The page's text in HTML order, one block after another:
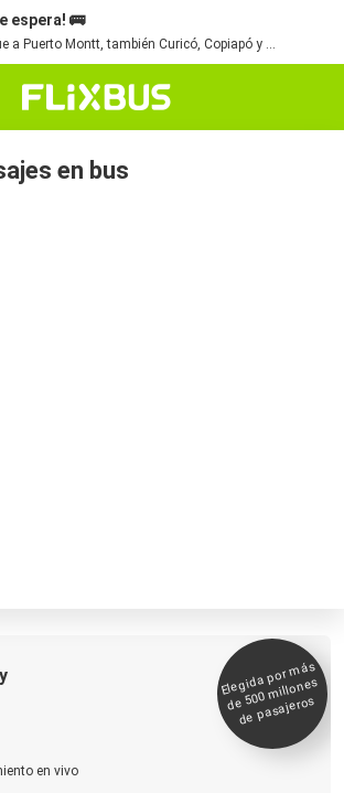
espera! 🚌
40+ destinos de Iquique a Puerto Montt, también Curicó, Copiapó y Concepción.
en bus
en vivo
Elegida por
más
de 500
millones
de pasajeros